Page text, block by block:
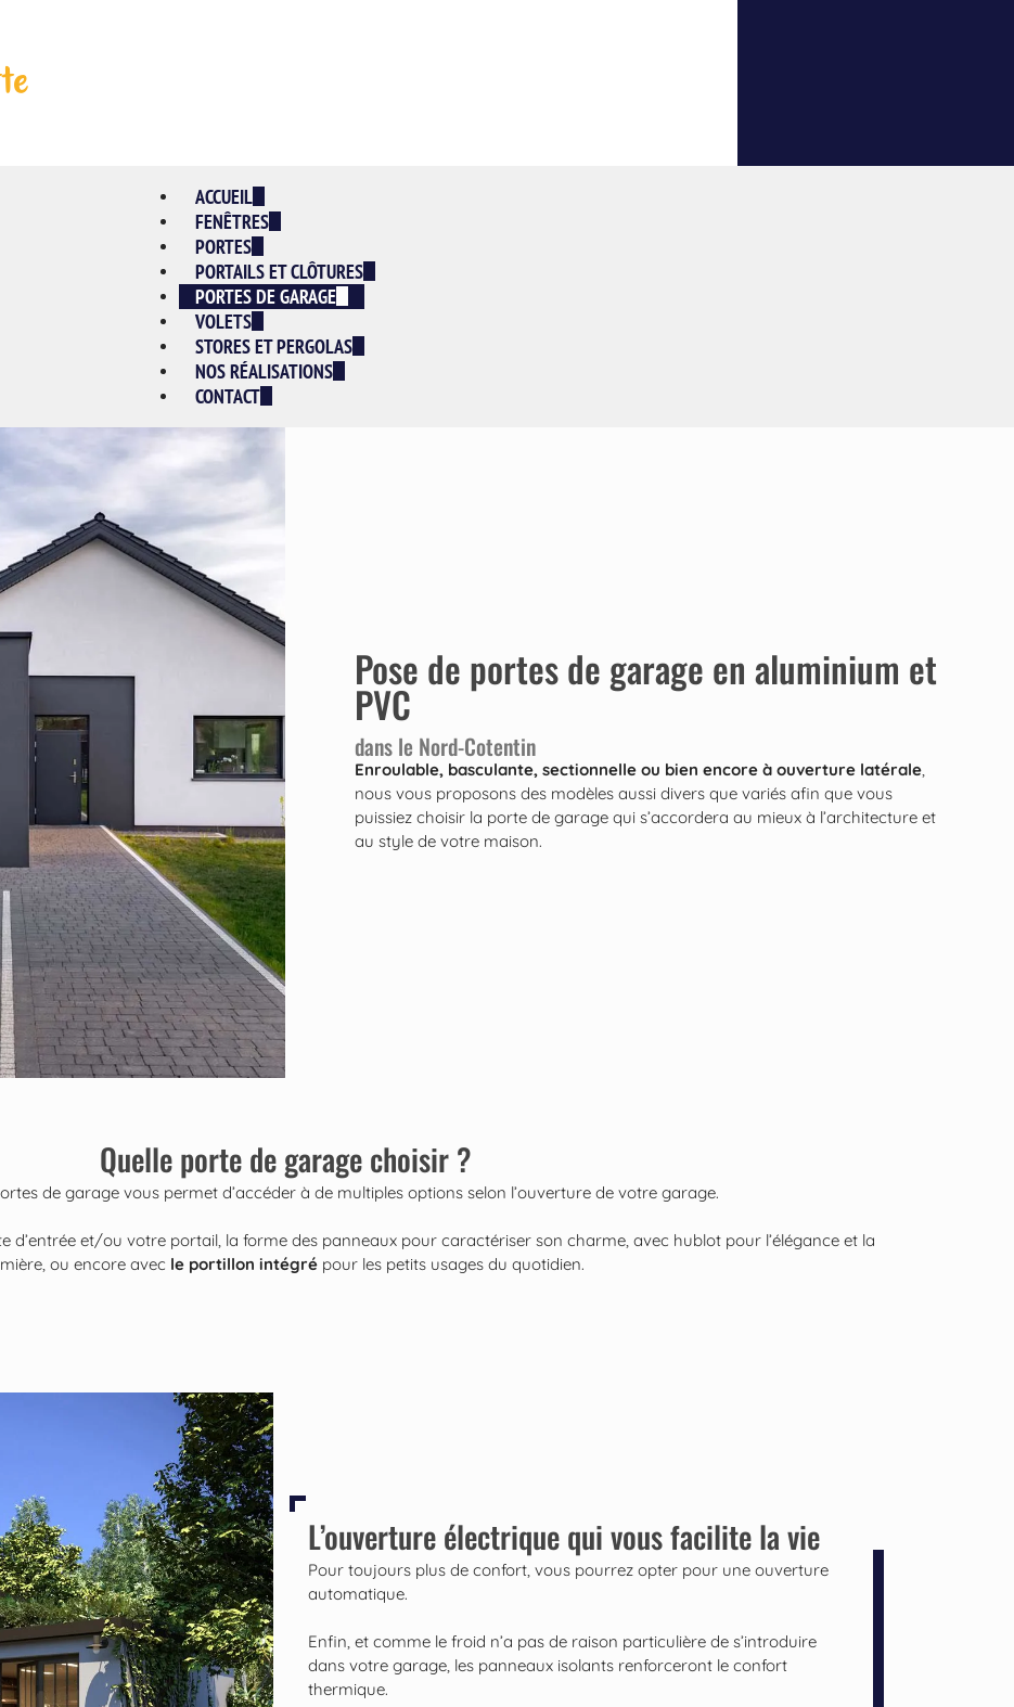
ACCUEIL
FENÊTRES
PORTES
PORTAILS ET CLÔTURES
PORTES DE GARAGE
VOLETS
STORES ET PERGOLAS
NOS RÉALISATIONS
CONTACT
Pose de portes de garage en aluminium et
PVC
dans le Nord-Cotentin
Enroulable, basculante, sectionnelle ou bien encore à ouverture latérale,
nous vous proposons des modèles aussi divers que variés afin que vous
puissiez choisir la porte de garage qui s’accordera au mieux à l’architecture et
au style de votre maison.
Quelle porte de garage choisir ?
de garage vous permet d’accéder à de multiples options selon l’ouverture de votre garage.
d’entrée et/ou votre portail, la forme des panneaux pour caractériser son charme, avec hublot pour l’élégance et la
ou encore avec le portillon intégré pour les petits usages du quotidien.
L’ouverture électrique qui vous facilite la vie
Pour toujours plus de confort, vous pourrez opter pour une ouverture
automatique.
Enfin, et comme le froid n’a pas de raison particulière de s’introduire
dans votre garage, les panneaux isolants renforceront le confort
thermique.